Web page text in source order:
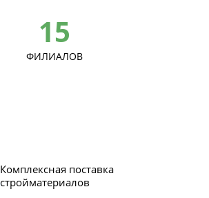
15
ФИЛИАЛОВ
Комплексная поставка
стройматериалов